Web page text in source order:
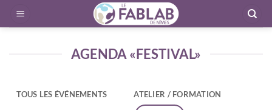
AGENDA «FESTIVAL»
TOUS LES ÉVÉNEMENTS ATELIER / FORMATION